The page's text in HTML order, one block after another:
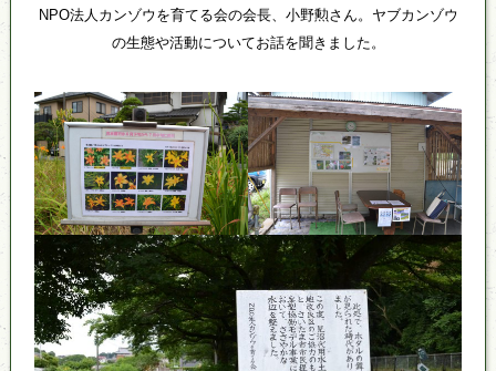
NPO法人カンゾウを育てる会の会長、小野勲さん。ヤブカンゾウ
の生態や活動についてお話を聞きました。